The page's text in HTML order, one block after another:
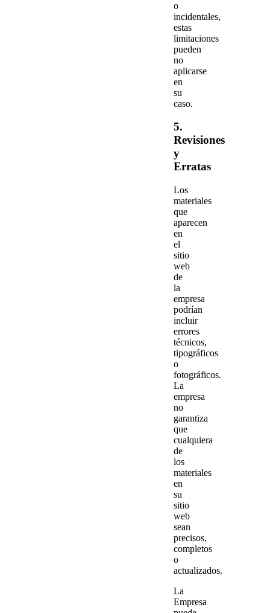
o
incidentales,
estas
limitaciones
pueden
no
aplicarse
en
su
caso.
5.
Revisiones
y
Erratas
Los
materiales
que
aparecen
en
el
sitio
web
de
la
empresa
podrían
incluir
errores
técnicos,
tipográficos
o
fotográficos.
La
empresa
no
garantiza
que
cualquiera
de
los
materiales
en
su
sitio
web
sean
precisos,
completos
o
actualizados.
La
Empresa